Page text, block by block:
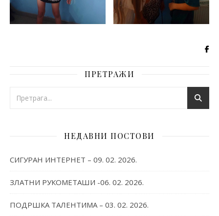
ПРЕТРАЖИ
НЕДАВНИ ПОСТОВИ
СИГУРАН ИНТЕРНЕТ – 09. 02. 2026.
ЗЛАТНИ РУКОМЕТАШИ -06. 02. 2026.
ПОДРШКА ТАЛЕНТИМА – 03. 02. 2026.